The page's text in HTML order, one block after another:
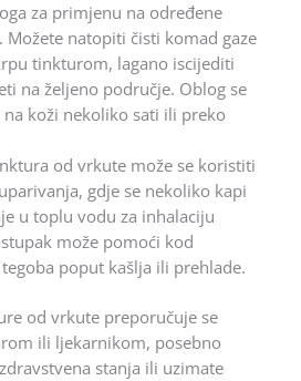
za primjenu na određene
Možete natopiti čisti komad gaze
tinkturom, lagano iscijediti
na željeno područje. Oblog se
koži nekoliko sati ili preko
od vrkute može se koristiti
gdje se nekoliko kapi
u toplu vodu za inhalaciju
može pomoći kod
poput kašlja ili prehlade.
od vrkute preporučuje se
ili ljekarnikom, posebno
stanja ili uzimate